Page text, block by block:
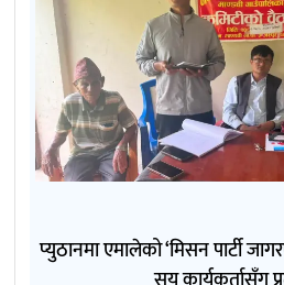
प्युठानमा एमालेको ‘मिसन पार्टी